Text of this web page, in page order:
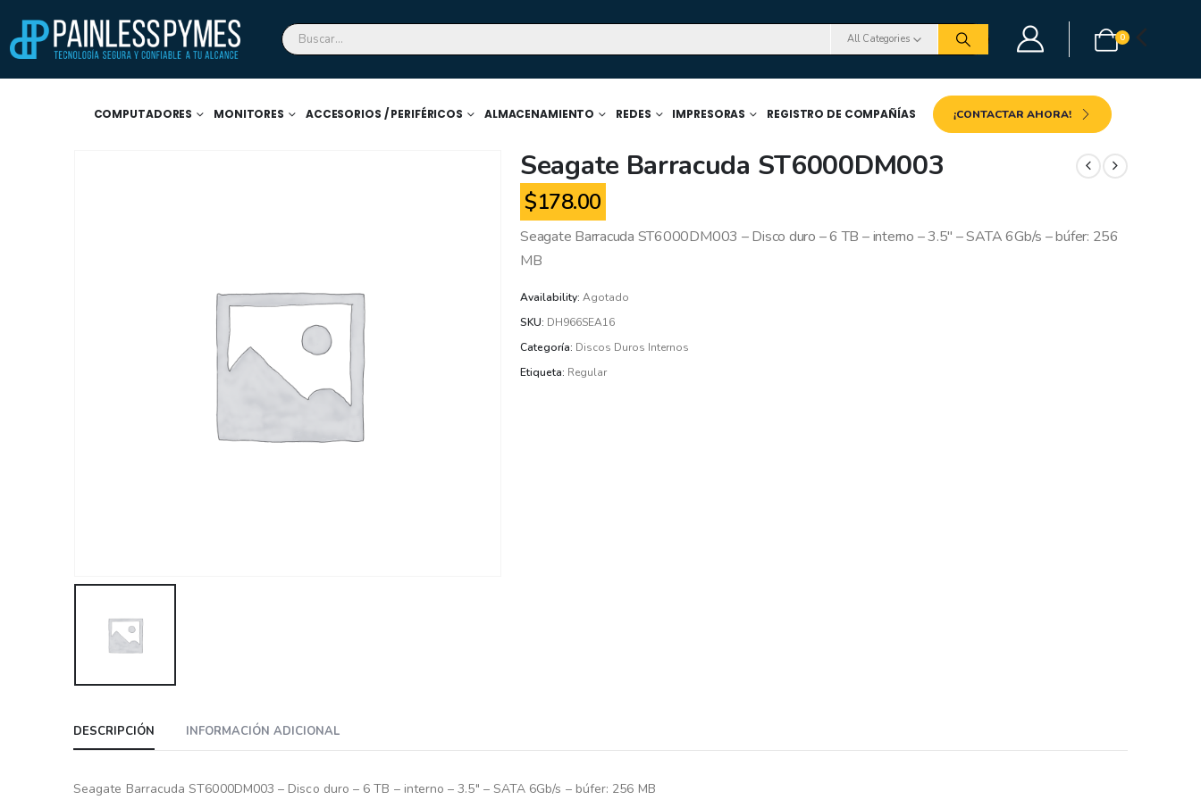
All Categories 0
COMPUTADORES MONITORES ACCESORIOS / PERIFÉRICOS ALMACENAMIENTO REDES IMPRESORAS REGISTRO DE COMPAÑÍAS ¡CONTACTAR AHORA!
Seagate Barracuda ST6000DM003
$178.00
Seagate Barracuda ST6000DM003 – Disco duro – 6 TB – interno – 3.5″ – SATA 6Gb/s – búfer: 256
MB
Availability: Agotado
SKU: DH966SEA16
Categoría: Discos Duros Internos
Etiqueta: Regular
DESCRIPCIÓN INFORMACIÓN ADICIONAL
Seagate Barracuda ST6000DM003 – Disco duro – 6 TB – interno – 3.5″ – SATA 6Gb/s – búfer: 256 MB